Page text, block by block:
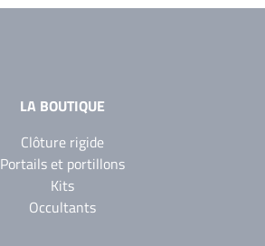
LA BOUTIQUE
Clôture rigide
Portails et portillons
Kits
Occultants